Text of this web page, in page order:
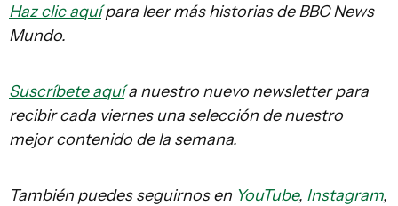
Haz clic aquípara leer más historias de BBC News
Mundo.
Suscríbete aquía nuestro nuevo newsletter para
recibir cada viernes una selección de nuestro
mejor contenido de la semana.
También puedes seguirnos en YouTube, Instagram,